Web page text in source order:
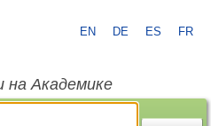
EN DE ES FR
на Академике